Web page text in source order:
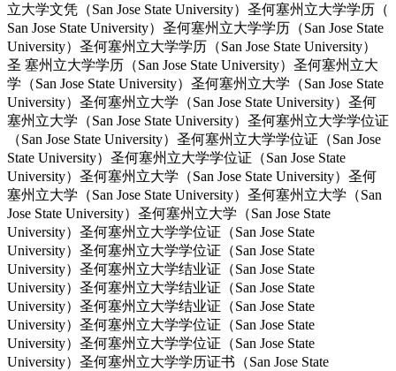
立大学文凭（San Jose State University）圣何塞州立大学学历（
San Jose State University）圣何塞州立大学学历（San Jose State
University）圣何塞州立大学学历（San Jose State University）
圣 塞州立大学学历（San Jose State University）圣何塞州立大
学（San Jose State University）圣何塞州立大学（San Jose State
University）圣何塞州立大学（San Jose State University）圣何
塞州立大学（San Jose State University）圣何塞州立大学学位证
（San Jose State University）圣何塞州立大学学位证（San Jose
State University）圣何塞州立大学学位证（San Jose State
University）圣何塞州立大学（San Jose State University）圣何
塞州立大学（San Jose State University）圣何塞州立大学（San
Jose State University）圣何塞州立大学（San Jose State
University）圣何塞州立大学学位证（San Jose State
University）圣何塞州立大学学位证（San Jose State
University）圣何塞州立大学结业证（San Jose State
University）圣何塞州立大学结业证（San Jose State
University）圣何塞州立大学结业证（San Jose State
University）圣何塞州立大学学位证（San Jose State
University）圣何塞州立大学学位证（San Jose State
University）圣何塞州立大学学历证书（San Jose State